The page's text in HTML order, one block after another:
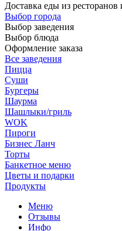
Доставка еды из
Выбор города
Выбор заведения
Выбор блюда
Оформление заказа
Все заведения
Пицца
Суши
Бургеры
Шаурма
Шашлыки/гриль
WOK
Пироги
Бизнес Ланч
Торты
Банкетное меню
Цветы и подарки
Продукты
Меню
Отзывы
Инфо